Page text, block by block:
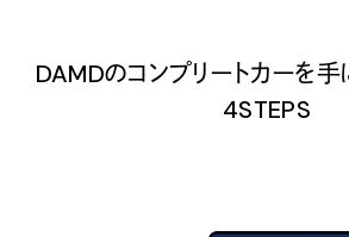
DAMDのコンプリートカーを
4STEPS